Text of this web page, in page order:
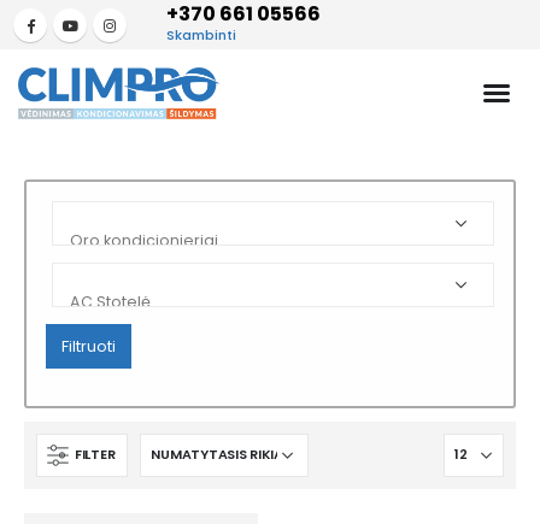
+370 661 05566
Skambinti
Filtruoti
FILTER